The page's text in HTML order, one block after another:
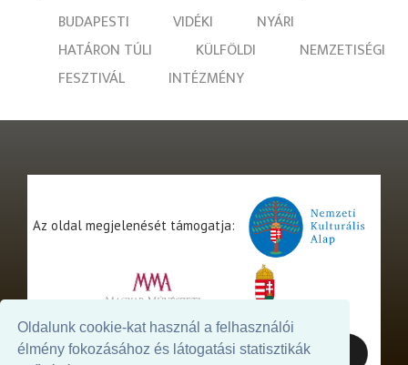
Oldalunk cookie-kat használ a felhasználói
élmény fokozásához és látogatási statisztikák
BUDAPESTI VIDÉKI
NYÁRI
HATÁRON TÚLI
KÜLFÖLDI
NEMZETISÉGI
FESZTIVÁL
INTÉZMÉNY
Az oldal megjelenését támogatja: